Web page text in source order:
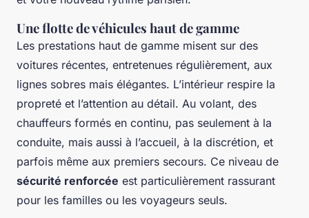
Une flotte de véhicules haut de gamme
Les prestations haut de gamme misent sur des
voitures récentes, entretenues régulièrement, aux
lignes sobres mais élégantes. L’intérieur respire la
propreté et l’attention au détail. Au volant, des
chauffeurs formés en continu, pas seulement à la
conduite, mais aussi à l’accueil, à la discrétion, et
parfois même aux premiers secours. Ce niveau de
sécurité renforcée est particulièrement rassurant
pour les familles ou les voyageurs seuls.